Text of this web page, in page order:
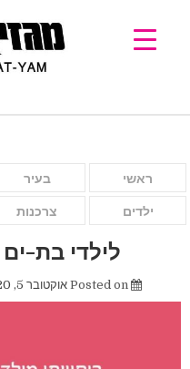
ראשי בעיר
ילדים צרכנות
לילדי בת-
Posted on אוקטובר 5, 2020